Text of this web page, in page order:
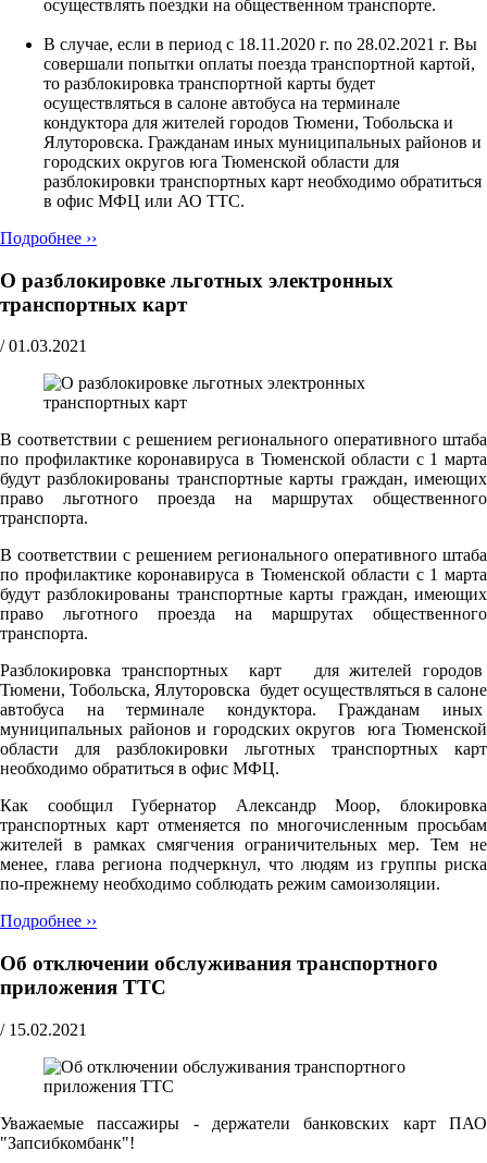
осуществлять поездки на общественном транспорте.
В случае, если в период с 18.11.2020 г. по 28.02.2021 г. Вы
совершали попытки оплаты поезда транспортной картой,
то разблокировка транспортной карты будет
осуществляться в салоне автобуса на терминале
кондуктора для жителей городов Тюмени, Тобольска и
Ялуторовска. Гражданам иных муниципальных районов и
городских округов юга Тюменской области для
разблокировки транспортных карт необходимо обратиться
в офис МФЦ или АО ТТС.
Подробнее ››
О разблокировке льготных электронных
транспортных карт
/ 01.03.2021
В соответствии с решением регионального оперативного штаба
по профилактике коронавируса в Тюменской области с 1 марта
будут разблокированы транспортные карты граждан, имеющих
право льготного проезда на маршрутах общественного
транспорта.
В соответствии с решением регионального оперативного штаба
по профилактике коронавируса в Тюменской области с 1 марта
будут разблокированы транспортные карты граждан, имеющих
право льготного проезда на маршрутах общественного
транспорта.
Разблокировка транспортных карт для жителей городов
Тюмени, Тобольска, Ялуторовска будет осуществляться в салоне
автобуса на терминале кондуктора. Гражданам иных
муниципальных районов и городских округов юга Тюменской
области для разблокировки льготных транспортных карт
необходимо обратиться в офис МФЦ.
Как сообщил Губернатор Александр Моор, блокировка
транспортных карт отменяется по многочисленным просьбам
жителей в рамках смягчения ограничительных мер. Тем не
менее, глава региона подчеркнул, что людям из группы риска
по-прежнему необходимо соблюдать режим самоизоляции.
Подробнее ››
Об отключении обслуживания транспортного
приложения ТТС
/ 15.02.2021
Уважаемые пассажиры - держатели банковских карт ПАО
"Запсибкомбанк"!